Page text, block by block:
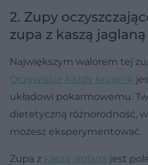
2. Zupy
zupa z kaszą jaglaną
Największym walorem tej
Oczywiście każdy krupnik
układowi pokarmowemu.
dietetyczną różnorodność,
możesz eksperymentować.
Zupa z kaszą jaglaną jest